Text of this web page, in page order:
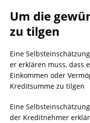
Um die
zu tilgen
Eine
er erklären muss, dass
Einkommen oder
Kreditsumme zu tilgen
Eine
der Kreditnehmer